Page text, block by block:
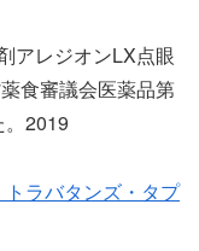
アレジオンLX点眼
食審議会医薬品第
2019
ラバタンズ・タプ